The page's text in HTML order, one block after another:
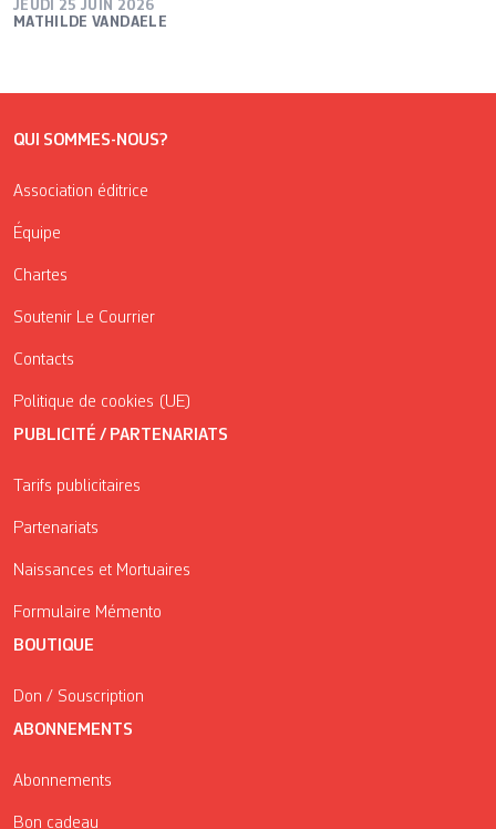
JEUDI 25 JUIN 2026
MATHILDE VANDAELE
QUI SOMMES-NOUS?
Association éditrice
Équipe
Chartes
Soutenir Le Courrier
Contacts
Politique de cookies (UE)
PUBLICITÉ / PARTENARIATS
Tarifs publicitaires
Partenariats
Naissances et Mortuaires
Formulaire Mémento
BOUTIQUE
Don / Souscription
ABONNEMENTS
Abonnements
Bon cadeau